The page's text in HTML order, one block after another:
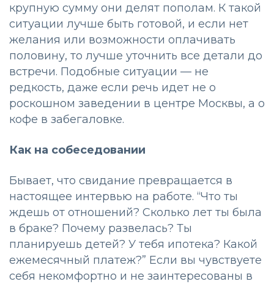
крупную сумму они делят пополам. К такой
ситуации лучше быть готовой, и если нет
желания или возможности оплачивать
половину, то лучше уточнить все детали до
встречи. Подобные ситуации — не
редкость, даже если речь идет не о
роскошном заведении в центре Москвы, а о
кофе в забегаловке.
Как на собеседовании
Бывает, что свидание превращается в
настоящее интервью на работе. “Что ты
ждешь от отношений? Сколько лет ты была
в браке? Почему развелась? Ты
планируешь детей? У тебя ипотека? Какой
ежемесячный платеж?” Если вы чувствуете
себя некомфортно и не заинтересованы в